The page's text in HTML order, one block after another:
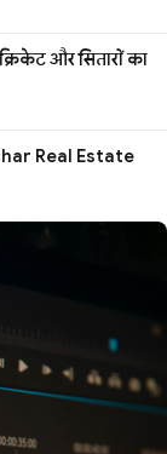
और सितारों का
Real Estate